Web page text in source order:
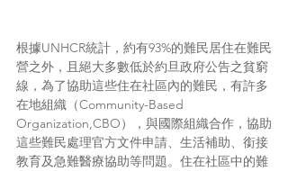
根據UNHCR統計，約有93%的難民居住在難民
營之外，且絕大多數低於約旦政府公告之貧窮
線，為了協助這些住在社區內的難民，有許多
在地組織（Community-Based
Organization,CBO），與國際組織合作，協助
這些難民處理官方文件申請、生活補助、銜接
教育及急難醫療協助等問題。住在社區中的難